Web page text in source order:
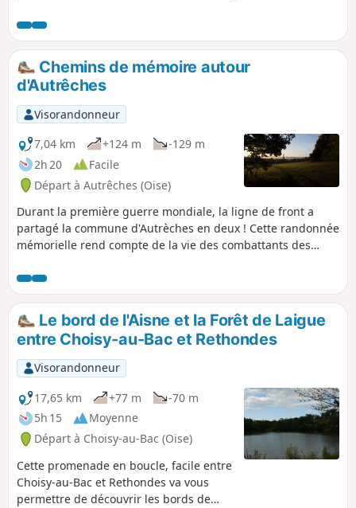
années pénibles et passe par des lieux émouvants comme
l'ancien cimetière provisoire et la nécropole nationale qui
lui a été substituée.
Chemins de mémoire autour
d'Autrêches
Visorandonneur
7,04 km
+124 m
-129 m
2h 20
Facile
Départ à Autrêches (Oise)
Durant la première guerre mondiale, la ligne de front a
partagé la commune d'Autrèches en deux ! Cette randonnée
mémorielle rend compte de la vie des combattants des
quatre dures années.
Le bord de l'Aisne et la Forêt de Laigue
entre Choisy-au-Bac et Rethondes
Visorandonneur
17,65 km
+77 m
-70 m
5h 15
Moyenne
Départ à Choisy-au-Bac (Oise)
Cette promenade en boucle, facile entre
Choisy-au-Bac et Rethondes va vous
permettre de découvrir les bords de